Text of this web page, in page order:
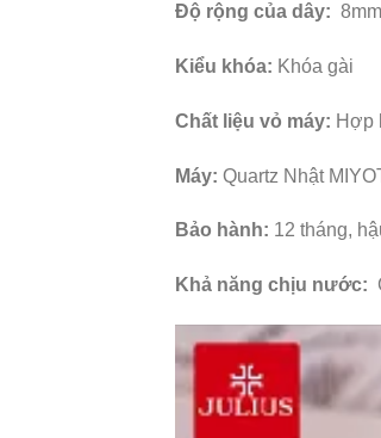
Độ rộng của dây: 8mm
Kiểu khóa: Khóa gài
Chất liệu vỏ máy: Hợp
Máy: Quartz Nhật
Bảo hành: 12 tháng,
Khả năng chịu nước: